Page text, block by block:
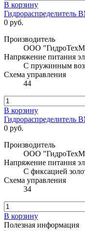
В корзину
0 руб.
Производитель
ООО
Напряжение питания
С пружинным
Схема управления
44
В корзину
0 руб.
Производитель
ООО
Напряжение питания
С фиксацией
Схема управления
34
В корзину
Полезная информация